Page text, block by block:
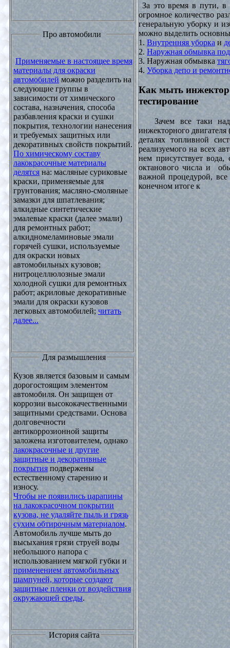
Про автомобили
Применяемые в настоящее время
материалы для окраски
автомобилей можно разделить на
следующие группы в
зависимости от химического
состава, назначения, способа
разбавления краски и сушки
покрытия, технологии нанесения
и требуемых защитных или
декоративных свойств покрытий.
По химическому составу
лакокрасочные материалы
делятся на: масляные суриковые
краски, применяемые для
грунтования; масляно-смоляные
замазки для шпатлевания;
алкидные синтетические
эмалевые краски (далее эмали)
для ремонтных работ;
алкидномеламиновые эмали
горячей сушки, используемые
для окраски новых
автомобильных кузовов;
нитроцеллюлозные эмали
холодной сушки для ремонтных
работ; акриловые декоративные
эмали для окраски кузовов
легковых автомобилей; читать
далее...
Для размышления
Кузов является базовым и самым
дорогостоящим элементом
автомобиля. Он защищен от
коррозии высококачественными
защитными средствами. Основа
долговечности
антикоррозионной защиты
заложена изготовителем, однако
лакокрасочные и другие
защитные и декоративные
покрытия подвержены
естественному старению и
износу.
Чтобы не появились царапины
на лакокрасочном покрытии
кузова, не удаляйте пыль и грязь
сухим обтирочным материалом.
Автомобиль лучше мыть до
высыхания грязи струей воды
небольшого напора с
использованием мягкой губки и
применением автомобильных
шампуней, которые создают
защитные пленки от воздействия
окружающей среды.
История сайта
За это время в пути, в
огромное количество
генеральную уборку и
можно выделить
1. Внутренняя уборка и
2. Наружная обмывка
3. Наружная обмывка
4. Уборка депо и
Как мыть
тестирование
Зачем все таки
инжекторного
деталях топливной
реализуемого на всех
нем присутствует
октанового числа и
важной процедурой, все
конечном итоге к